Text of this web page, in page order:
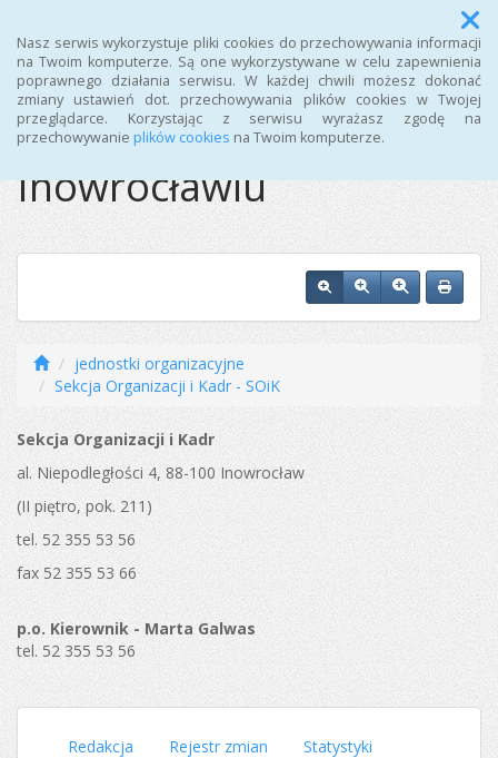
Nasz serwis wykorzystuje pliki cookies do przechowywania informacji
na Twoim komputerze. Są one wykorzystywane w celu zapewnienia
poprawnego działania serwisu. W każdej chwili możesz dokonać
zmiany ustawień dot. przechowywania plików cookies w Twojej
przeglądarce. Korzystając z serwisu wyrażasz zgodę na
przechowywanie plików cookies na Twoim komputerze.
Menu
Ośrodek Sportu i
Rekreacji w
Inowrocławiu
jednostki organizacyjne
Sekcja Organizacji i Kadr - SOiK
Sekcja Organizacji i Kadr
al. Niepodległości 4, 88-100 Inowrocław
(II piętro, pok. 211)
tel. 52 355 53 56
fax 52 355 53 66
p.o. Kierownik - Marta Galwas
tel. 52 355 53 56
Redakcja Rejestr zmian Statystyki